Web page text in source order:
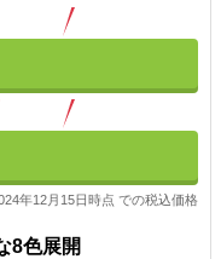
年12月15日時点 での税込価格
8色展開